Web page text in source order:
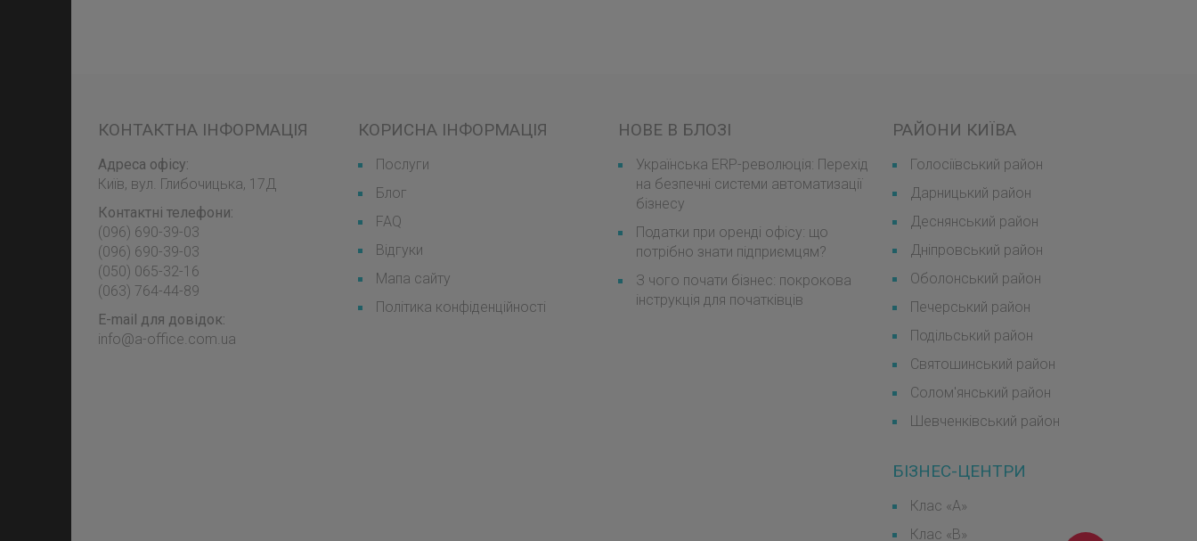
КОНТАКТНА ІНФОРМАЦІЯ
Адреса офісу:
Київ, вул. Глибочицька, 17Д
Контактні телефони:
(096) 690-39-03
‎(096) 690-39-03
‎(050) 065-32-16
‎(063) 764-44-89
E-mail для довідок:
info@a-office.com.ua
КОРИСНА ІНФОРМАЦІЯ
Послуги
Блог
FAQ
Відгуки
Мапа сайту
Політика конфіденційності
НОВЕ В БЛОЗІ
Українська ERP-революція: Перехід
на безпечні системи автоматизації
бізнесу
Податки при оренді офісу: що
потрібно знати підприємцям?
З чого почати бізнес: покрокова
інструкція для початківців
РАЙОНИ КИЇВА
Голосіївський район
Дарницький район
Деснянський район
Дніпровський район
Оболонський район
Печерський район
Подільський район
Святошинський район
Солом'янський район
Шевченківський район
БІЗНЕС-ЦЕНТРИ
Клас «А»
Клас «B»